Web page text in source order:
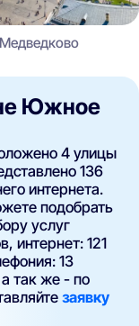
Южное
4 улицы
136
интернета.
подобрать
услуг
интернет: 121
13
так же - по
заявку